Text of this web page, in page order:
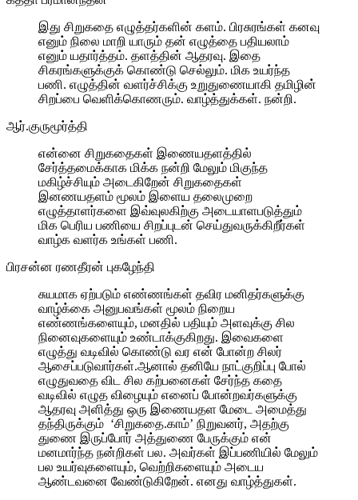
இது சிறுகதை எழுத்தர்களின் களம். பிரசுரங்கள் கனவு
எனும் நிலை மாறி யாரும் தன் எழுத்தை பதியலாம்
எனும் யதார்த்தம். தளத்தின் ஆதரவு. இதை
சிகரங்களுக்குக் கொண்டு செல்லும். மிக உயர்ந்த
பணி. எழுத்தின் வளர்ச்சிக்கு உறுதுணையாகி தமிழின்
சிறப்பை வெளிக்கொணரும். வாழ்த்துக்கள். நன்றி.
ஆர்.குருமூர்த்தி
என்னை சிறுகதைகள் இணையதளத்தில்
சேர்த்தமைக்காக மிக்க நன்றி மேலும் மிகுந்த
மகிழ்ச்சியும் அடைகிறேன் சிறுகதைகள்
இனணயதளம் மூலம் இளைய தலைமுறை
எழுத்தாளர்களை இவ்வுலகிற்கு அடையாளபடுத்தும்
மிக பெரிய பணியை சிறப்புடன் செய்துவருக்கிறீர்கள்
வாழ்க வளர்க உங்கள் பணி.
பிரசன்ன ரணதீரன் புகழேந்தி
சுயமாக ஏற்படும் எண்ணங்கள் தவிர மனிதர்களுக்கு
வாழ்க்கை அனுபவங்கள் மூலம் நிறைய
எண்ணங்களையும், மனதில் பதியும் அளவுக்கு சில
நினைவுகளையும் உண்டாக்குகிறது. இவைகளை
எழுத்து வடிவில் கொண்டு வர என் போன்ற சிலர்
ஆசைப்படுவார்கள்.ஆனால் தனியே நாட்குறிப்பு போல்
எழுதுவதை விட சில கற்பனைகள் சேர்ந்த கதை
வடிவில் எழுத விழையும் எனைப் போன்றவர்களுக்கு
ஆதரவு அளித்து ஒரு இணையதள மேடை அமைத்து
தந்திருக்கும் ‘சிறுகதை.காம்’ நிறுவனர், அதற்கு
துணை இருப்போர் அத்துணை பேருக்கும் என்
மனமார்ந்த நன்றிகள் பல. அவர்கள் இப்பணியில் மேலும்
பல உயர்வுகளையும், வெற்றிகளையும் அடைய
ஆண்டவனை வேண்டுகிறேன். எனது வாழ்த்துகள்.